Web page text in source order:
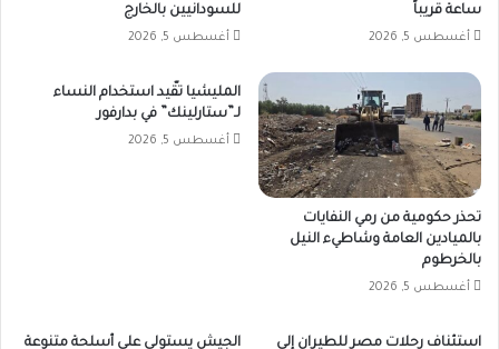
ساعة قريباً
أغسطس 5, 2026
للسودانيين بالخارج
أغسطس 5, 2026
تحذر حكومية من رمي النفايات
بالميادين العامة وشاطيء النيل
بالخرطوم
أغسطس 5, 2026
المليشيا تقّيد استخدام النساء
لـ”ستارلينك” في بدارفور
أغسطس 5, 2026
استئناف رحلات مصر للطيران إلى
الجيش يستولى على أسلحة متنوعة